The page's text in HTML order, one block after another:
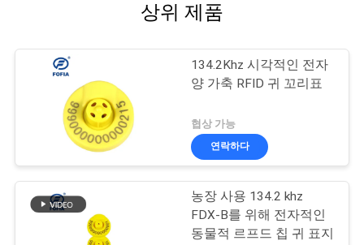
상위 제품
134.2Khz 시각적인 전자
양 가축 RFID 귀 꼬리표
협상 가능
연락하다
농장 사용 134.2 khz
FDX-B를 위해 전자적인
동물적 르프드 칩 귀 표지